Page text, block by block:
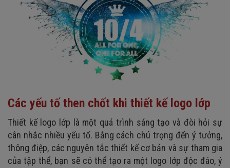
Các yếu tố then chốt khi thiết kế logo lớp
Thiết kế logo lớp là một quá trình sáng tạo và đòi hỏi sự
cân nhắc nhiều yếu tố. Bằng cách chú trọng đến ý tưởng,
thông điệp, các nguyên tắc thiết kế cơ bản và sự tham gia
của tập thể, bạn sẽ có thể tạo ra một logo lớp độc đáo, ý